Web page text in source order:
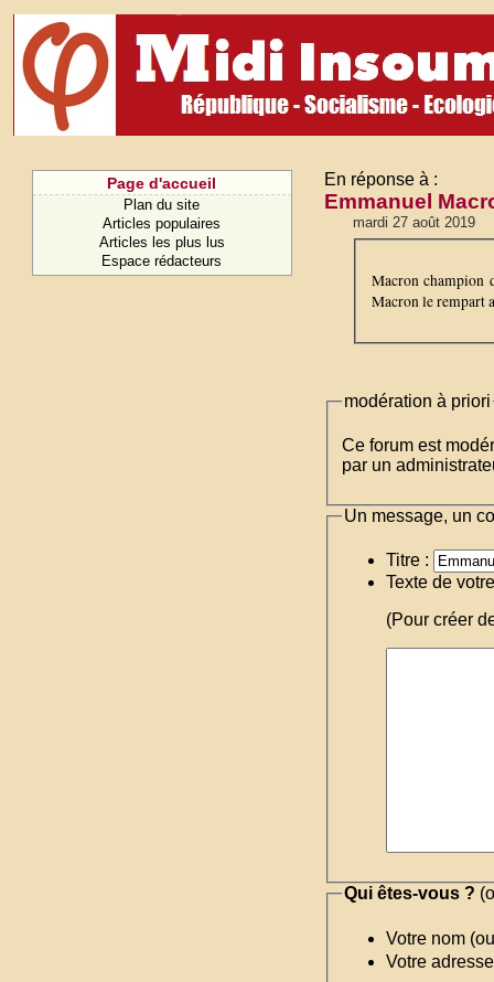
Page d'accueil
Plan du site
Articles populaires
Articles les plus lus
Espace rédacteurs
En réponse à :
Emmanuel
mardi 27 août 2019
Macron champion
Macron le rempart
modération à priori
Ce forum est
par un
Un message, un
Titre :
Texte de
(Pour créer
Qui êtes-vous ?
Votre nom
Votre